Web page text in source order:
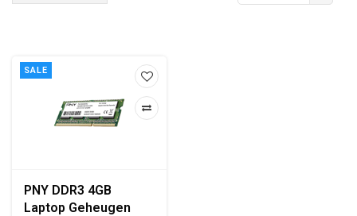
SALE
PNY DDR3 4GB
Laptop Geheugen